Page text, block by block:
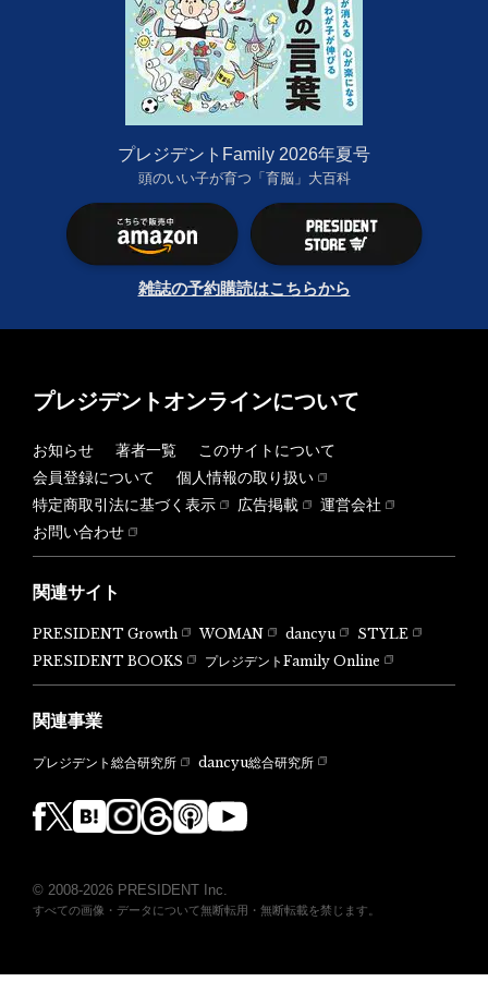
プレジデントFamily 2026年夏号
頭のいい子が育つ「育脳」大百科
雑誌の予約購読はこちらから
プレジデントオンラインについて
お知らせ 著者一覧
このサイトについて
会員登録について
個人情報の取り扱い
特定商取引法に基づく表示
広告掲載
運営会社
お問い合わせ
関連サイト
PRESIDENT Growth WOMAN dancyu
STYLE
PRESIDENT BOOKS
プレジデントFamily Online
関連事業
プレジデント総合研究所 dancyu総合研究所
© 2008-2026 PRESIDENT Inc.
すべての画像・データについて無断転用・無断転載を禁じます。